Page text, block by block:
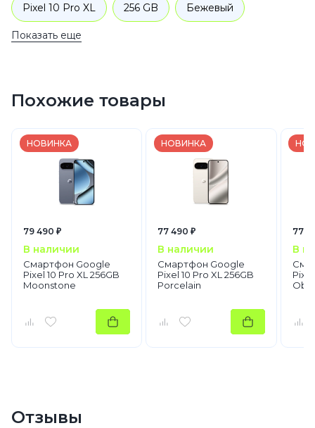
Pixel 10 Pro XL 256 GB Бежевый
Смартфоны
Показать еще
Похожие товары
НОВИНКА
79 490 ₽
В наличии
Смартфон Google
Pixel 10 Pro XL 256GB
Moonstone
НОВИНКА
77 490 ₽
В наличии
Смартфон Google
Pixel 10 Pro XL 256GB
Porcelain
77
В
Отзывы